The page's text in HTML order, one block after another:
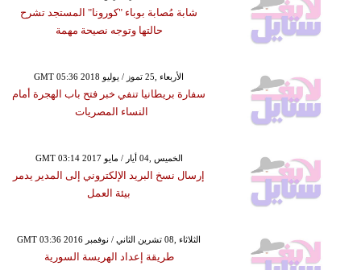
شابة مُصابة بوباء "كورونا" المستجد تشرح
حالتها وتوجه نصيحة مهمة
GMT 05:36 2018 الأربعاء ,25 تموز / يوليو
سفارة بريطانيا تنفي خبر فتح باب الهجرة أمام
النساء المصريات
GMT 03:14 2017 الخميس ,04 أيار / مايو
إرسال نسخ البريد الإلكتروني إلى المدير يدمر
بيئة العمل
GMT 03:36 2016 الثلاثاء ,08 تشرين الثاني / نوفمبر
طريقة إعداد الهريسة السورية